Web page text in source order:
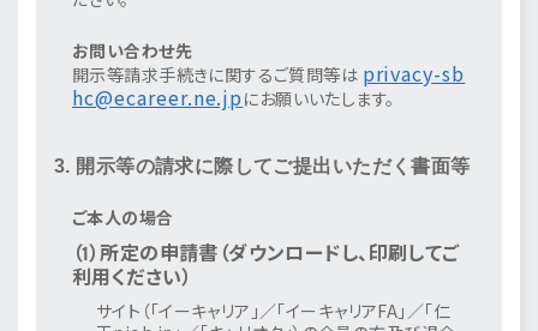
お問い合わせ先
開示等請求手続きに関するご質問等は privacy-sb
hc@ecareer.ne.jp にお願いいたします。
3. 開示等の請求に際してご提出いただく書面等
ご本人の場合
（1）所定の申請書（ダウンロードし、印刷してご
利用ください）
サイト（「イーキャリア」／「イーキャリアFA」／「仁